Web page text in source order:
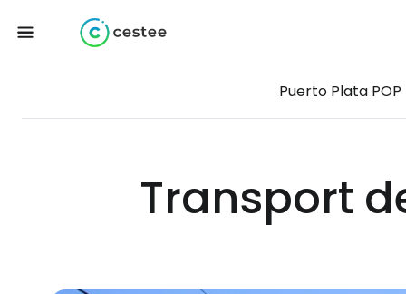
Puerto Plata POP
Transport